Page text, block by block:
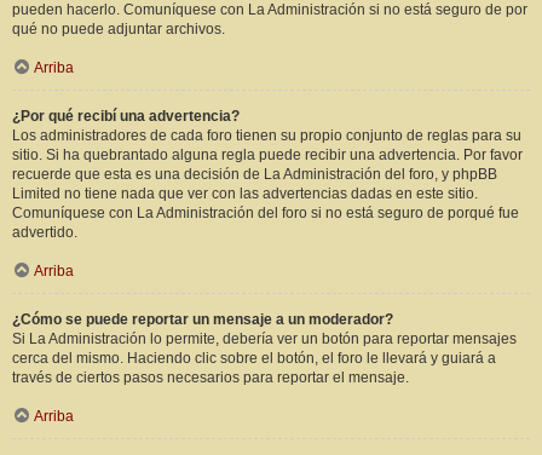
pueden hacerlo. Comuníquese con La Administración si no está seguro de por
qué no puede adjuntar archivos.
Arriba
¿Por qué recibí una advertencia?
Los administradores de cada foro tienen su propio conjunto de reglas para su
sitio. Si ha quebrantado alguna regla puede recibir una advertencia. Por favor
recuerde que esta es una decisión de La Administración del foro, y phpBB
Limited no tiene nada que ver con las advertencias dadas en este sitio.
Comuníquese con La Administración del foro si no está seguro de porqué fue
advertido.
Arriba
¿Cómo se puede reportar un mensaje a un moderador?
Si La Administración lo permite, debería ver un botón para reportar mensajes
cerca del mismo. Haciendo clic sobre el botón, el foro le llevará y guiará a
través de ciertos pasos necesarios para reportar el mensaje.
Arriba